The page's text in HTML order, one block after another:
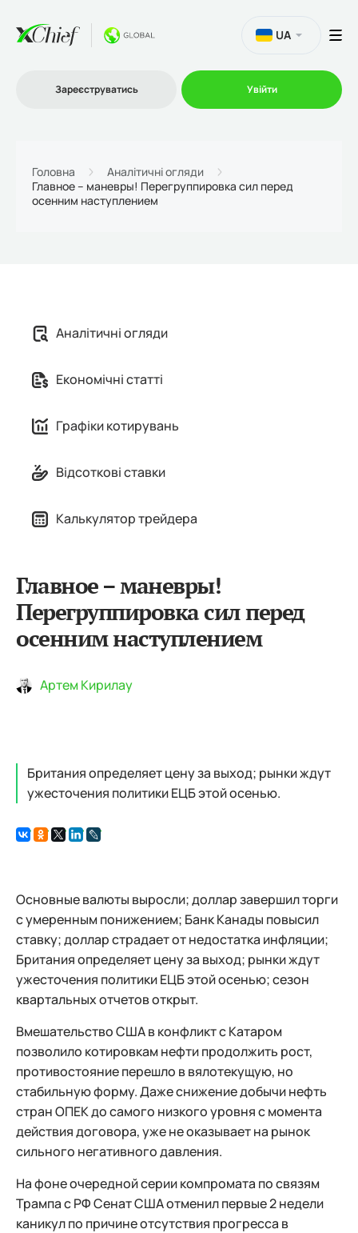
Платформи
UA
Зареєструватись Увійти
Головна
Аналітичні огляди
Главное – маневры! Перегруппировка сил перед
осенним наступлением
Аналітичні огляди
Економічні статті
Графіки котирувань
Відсоткові ставки
Калькулятор трейдера
Главное – маневры!
Перегруппировка сил перед
осенним наступлением
Артем Кирилау
Британия определяет цену за выход; рынки ждут
ужесточения политики ЕЦБ этой осенью.
Основные валюты выросли; доллар завершил торги
с умеренным понижением; Банк Канады повысил
ставку; доллар страдает от недостатка инфляции;
Британия определяет цену за выход; рынки ждут
ужесточения политики ЕЦБ этой осенью; сезон
квартальных отчетов открыт.
Вмешательство США в конфликт с Катаром
позволило котировкам нефти продолжить рост,
противостояние перешло в вялотекущую, но
стабильную форму. Даже снижение добычи нефть
стран ОПЕК до самого низкого уровня с момента
действия договора, уже не оказывает на рынок
сильного негативного давления.
На фоне очередной серии компромата по связям
Трампа с РФ Сенат США отменил первые 2 недели
каникул по причине отсутствия прогресса в